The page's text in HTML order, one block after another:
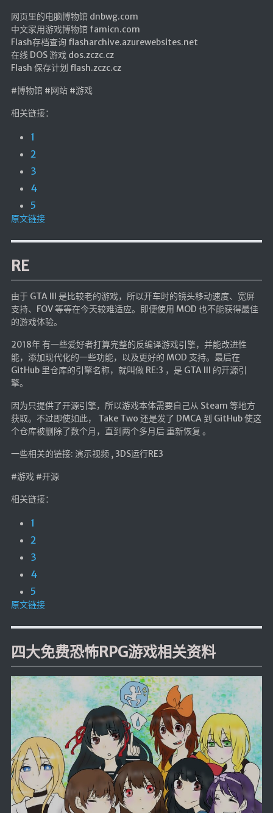
网页里的电脑博物馆 dnbwg.com
中文家用游戏博物馆 famicn.com
Flash存档查询 flasharchive.azurewebsites.net
在线 DOS 游戏 dos.zczc.cz
Flash 保存计划 flash.zczc.cz
#博物馆 #网站 #游戏
相关链接：
1
2
3
4
5
原文链接
RE
由于 GTA III 是比较老的游戏，所以开车时的镜头移动速度、宽屏
支持、FOV 等等在今天较难适应。即便使用 MOD 也不能获得最佳
的游戏体验。
2018年 有一些爱好者打算完整的反编译游戏引擎，并能改进性
能，添加现代化的一些功能，以及更好的 MOD 支持。最后在
GitHub 里仓库的引擎名称，就叫做 RE:3 ，是 GTA III 的开源引
擎。
因为只提供了开源引擎，所以游戏本体需要自己从 Steam 等地方
获取。不过即使如此， Take Two 还是发了 DMCA 到 GitHub 使这
个仓库被删除了数个月，直到两个多月后 重新恢复 。
一些相关的链接: 演示视频 , 3DS运行RE3
#游戏 #开源
相关链接：
1
2
3
4
5
原文链接
四大免费恐怖RPG游戏相关资料